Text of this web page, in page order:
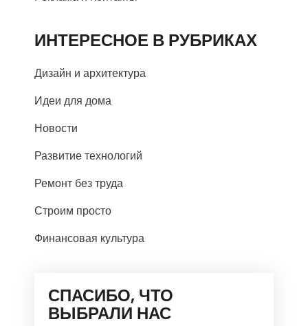
ИНТЕРЕСНОЕ В РУБРИКАХ
Дизайн и архитектура
Идеи для дома
Новости
Развитие технологий
Ремонт без труда
Строим просто
Финансовая культура
СПАСИБО, ЧТО
ВЫБРАЛИ НАС